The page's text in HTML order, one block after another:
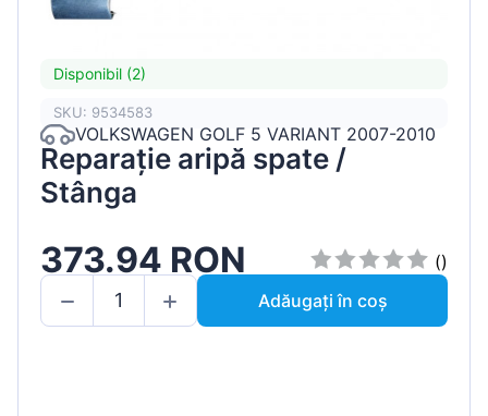
Disponibil (2)
SKU: 9534583
VOLKSWAGEN GOLF 5 VARIANT 2007-2010
Reparație aripă spate /
Stânga
373.94 RON
()
Adăugați în coș